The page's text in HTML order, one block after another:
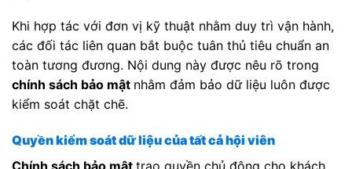
Khi hợp tác với đơn vị kỹ thuật nhằm duy trì vận hành,
các đối tác liên quan bắt buộc tuân thủ tiêu chuẩn an
toàn tương đương. Nội dung này được nêu rõ trong
chính sách bảo mật nhằm đảm bảo dữ liệu luôn được
kiểm soát chặt chẽ.
Quyền kiểm soát dữ liệu của tất cả hội viên